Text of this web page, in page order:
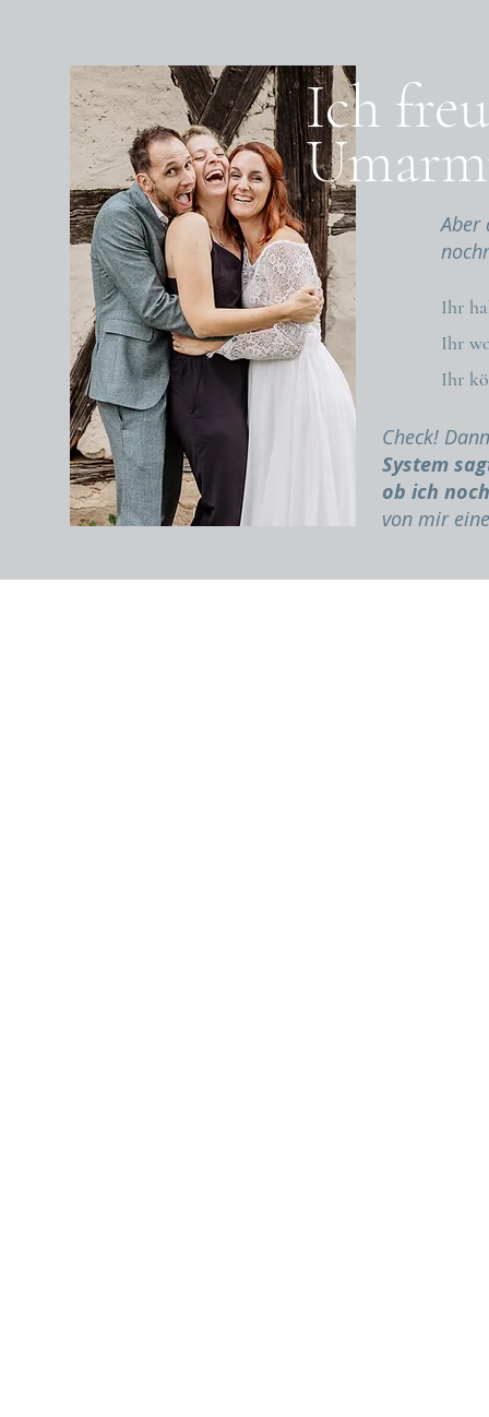
Ich
Aber
Ihr
Ihr
Ihr
Check!
System
ob ich
von mir